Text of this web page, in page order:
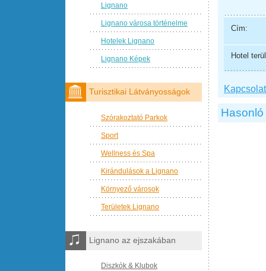
Cím:
Hotel
Lignano
Lignano városa történelme
Hotelek Lignano
Lignano Képek
Turisztikai Látványosságok
Szórakoztató Parkok
Sport
Wellness és Spa
Kirándulások a Lignano
Környező városok
Területek Lignano
Lignano az ejszakában
Diszkók & Klubok